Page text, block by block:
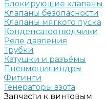
Блокирующие клапаны
Клапаны безопасности
Клапаны мягкого пуска
Конденсатоотводчики
Реле давления
Трубки
Катушки и разъёмы
Пневмоцилиндры
Фитинги
Генераторы азота
Запчасти к винтовым